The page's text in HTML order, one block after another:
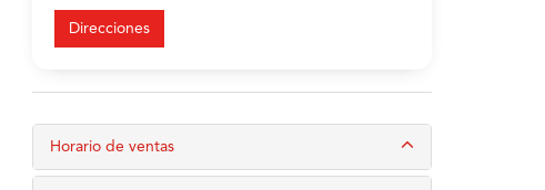
Direcciones
Horario de ventas